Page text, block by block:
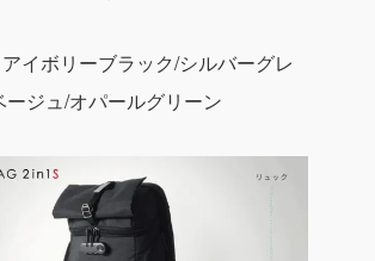
アイボリーブラック/シルバーグレ
ージュ/オパールグリーン